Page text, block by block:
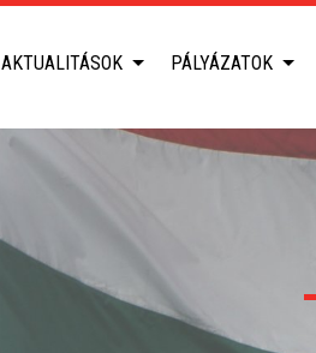
AKTUALITÁSOK PÁLYÁZATOK